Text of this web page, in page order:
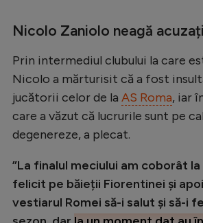
Ciclism
Alte sporturi
JO 2024
JO 2026
Intră în cont
Nicolo Zaniolo neagă
Prin intermediul clubului la care
Nicolo a mărturisit că a fost
jucătorii celor de la AS Roma, iar
care a văzut că lucrurile sunt pe
degenereze, a plecat.
”La finalul meciului am coborât
felicit pe băieții Fiorentinei și
vestiarul Romei să-i salut și să-i